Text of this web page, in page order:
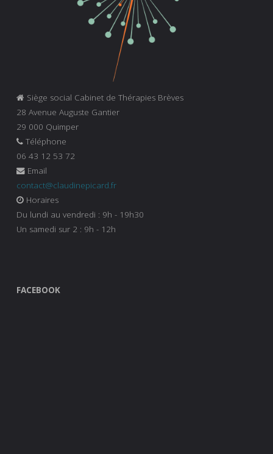
Siège social Cabinet de Thérapies Brèves
28 Avenue Auguste Gantier
29 000 Quimper
Téléphone
06 43 12 53 72
Email
contact@claudinepicard.fr
Horaires
Du lundi au vendredi : 9h - 19h30
Un samedi sur 2 : 9h - 12h
FACEBOOK